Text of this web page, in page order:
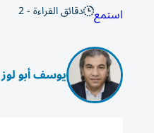
استمع دقائق القراءة - 2
يوسف أبو لوز